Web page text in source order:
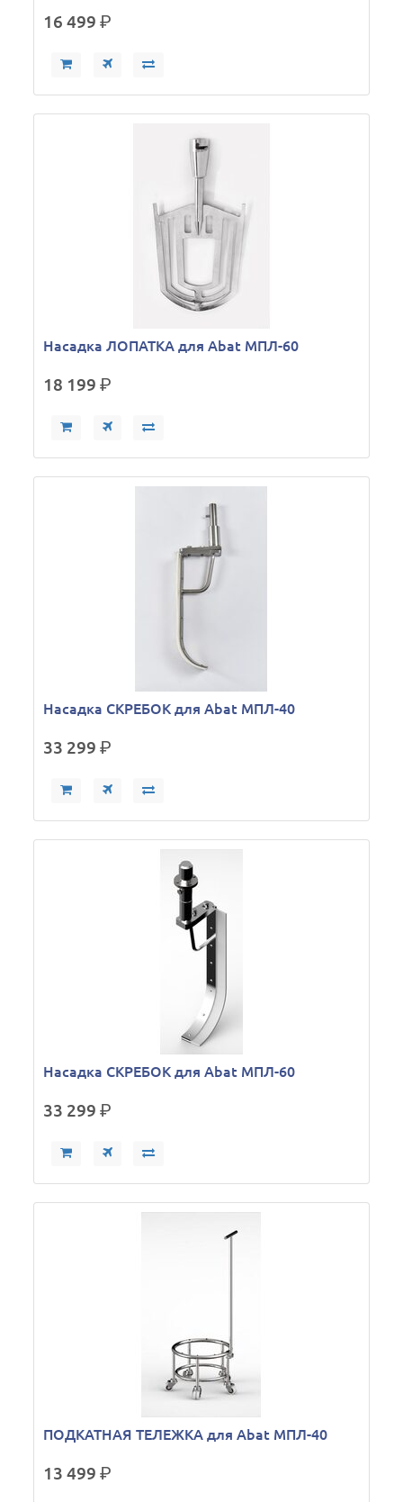
16 499р.
Насадка ЛОПАТКА для Abat МПЛ-60
18 199р.
Насадка СКРЕБОК для Abat МПЛ-40
33 299р.
Насадка СКРЕБОК для Abat МПЛ-60
33 299р.
ПОДКАТНАЯ ТЕЛЕЖКА для Abat МПЛ-40
13 499р.